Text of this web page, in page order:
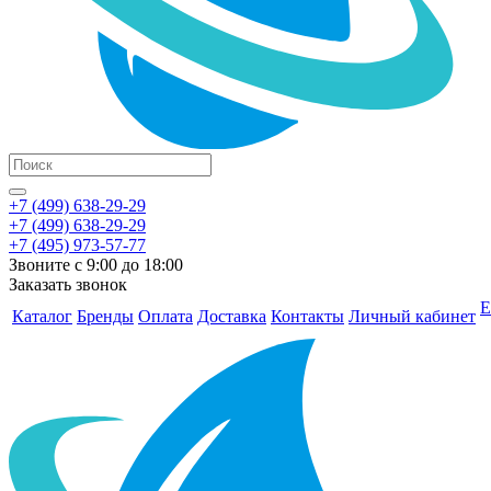
+7 (499) 638-29-29
+7 (499) 638-29-29
+7 (495) 973-57-77
Звоните с 9:00 до 18:00
Заказать звонок
Каталог Бренды Оплата Доставка Контакты Личный кабинет